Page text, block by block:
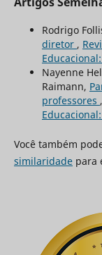
Rodrigo
diretor ,
Nayenne
Raimann,
professores ,
Você também
similaridadepara